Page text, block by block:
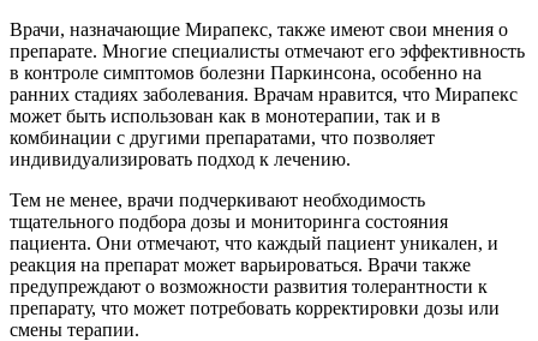
Врачи, назначающие Мирапекс, также имеют свои мнения о
препарате. Многие специалисты отмечают его эффективность
в контроле симптомов болезни Паркинсона, особенно на
ранних стадиях заболевания. Врачам нравится, что Мирапекс
может быть использован как в монотерапии, так и в
комбинации с другими препаратами, что позволяет
индивидуализировать подход к лечению.
Тем не менее, врачи подчеркивают необходимость
тщательного подбора дозы и мониторинга состояния
пациента. Они отмечают, что каждый пациент уникален, и
реакция на препарат может варьироваться. Врачи также
предупреждают о возможности развития толерантности к
препарату, что может потребовать корректировки дозы или
смены терапии.